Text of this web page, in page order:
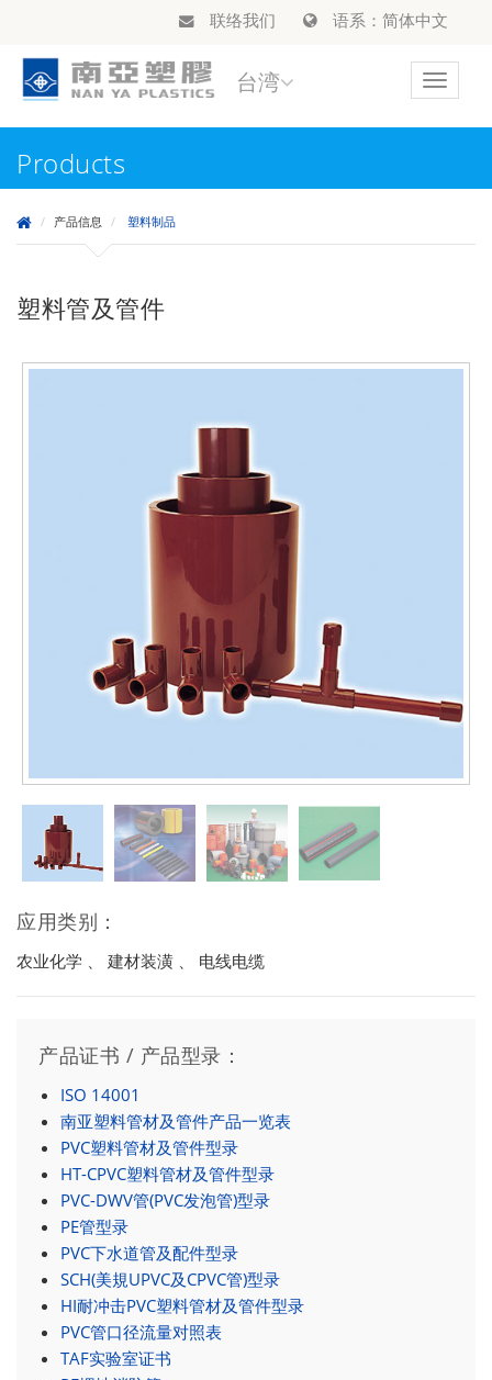
联络我们 语系：简体中文
Toggle
台湾
Products
产品信息 塑料制品
塑料管及管件
应用类别：
农业化学 、 建材装潢 、 电线电缆
产品证书 / 产品型录：
ISO 14001
南亚塑料管材及管件产品一览表
PVC塑料管材及管件型录
HT-CPVC塑料管材及管件型录
PVC-DWV管(PVC发泡管)型录
PE管型录
PVC下水道管及配件型录
SCH(美規UPVC及CPVC管)型录
HI耐冲击PVC塑料管材及管件型录
PVC管口径流量对照表
TAF实验室证书